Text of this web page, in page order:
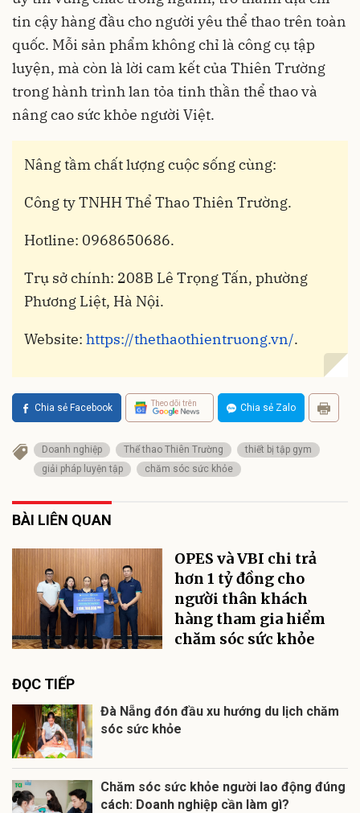
tin cậy hàng đầu cho người yêu thể thao trên toàn
quốc. Mỗi sản phẩm không chỉ là công cụ tập
luyện, mà còn là lời cam kết của Thiên Trường
trong hành trình lan tỏa tinh thần thể thao và
nâng cao sức khỏe người Việt.
Nâng tầm chất lượng cuộc sống cùng:
Công ty TNHH Thể Thao Thiên Trường.
Hotline: 0968650686.
Trụ sở chính: 208B Lê Trọng Tấn, phường
Phương Liệt, Hà Nội.
Website: https://thethaothientruong.vn/.
Chia sẻ Facebook Theo dõi trên Chia sẻ Zalo
Doanh nghiệp Thể thao Thiên Trường
thiết bị tập gym
giải pháp luyện tập
chăm sóc sức khỏe
BÀI LIÊN QUAN
OPES và VBI chi trả
hơn 1 tỷ đồng cho
người thân khách
hàng tham gia hiểm
chăm sóc sức khỏe
ĐỌC TIẾP
Đà Nẵng đón đầu xu hướng du lịch chăm
sóc sức khỏe
Chăm sóc sức khỏe người lao động đúng
cách: Doanh nghiệp cần làm gì?